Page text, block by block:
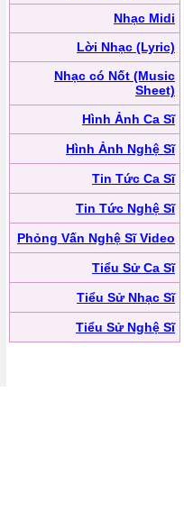
Nhạc Midi
Lời Nhạc (Lyric)
Nhạc có Nốt (Music
Sheet)
Hình Ảnh Ca Sĩ
Hình Ảnh Nghệ Sĩ
Tin Tức Ca Sĩ
Tin Tức Nghệ Sĩ
Phỏng Vấn Nghệ Sĩ Video
Tiểu Sử Ca Sĩ
Tiểu Sử Nhạc Sĩ
Tiểu Sử Nghệ Sĩ